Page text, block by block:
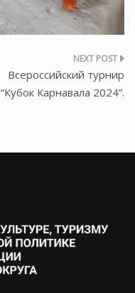
Всероссийский турнир
“Кубок Карнавала 2024”.